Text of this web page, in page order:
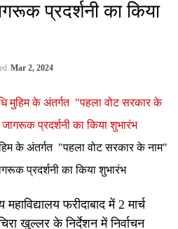
प्रदर्शनी का किया
Mar 2, 2024
के अंतर्गत "पहला वोट सरकार के नाम"
प्रदर्शनी का किया शुभारंभ
महाविद्यालय फरीदाबाद में 2 मार्च
खुल्लर के निर्देशन में निर्वाचन